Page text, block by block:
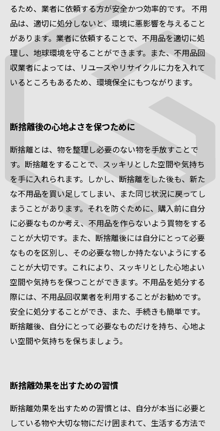
るため、業者に依頼する方が安全かつ効率的です。 不用
品は、適切に処分しないと、環境に悪影響を与えること
があります。業者に依頼することで、不用品を適切に処
理し、地球環境を守ることができます。また、不用品回
収業者によっては、リユースやリサイクルに力を入れて
いるところもあるため、環境保全にもつながります。
断捨離後の心地よさを保つために
断捨離とは、物を整理し必要のない物を手放すことで
す。断捨離をすることで、スッキリとした空間や気持ち
を手に入れられます。しかし、断捨離をした後も、新た
な不用品を買い足してしまい、また同じ状況に戻ってし
まうことがあります。それを防ぐために、購入前に自分
に必要なものか考え、不用品を作らないよう買物をする
ことが大切です。また、断捨離後には自分にとって必要
なものを区別し、その必要な物しか持たないようにする
ことが大切です。これにより、スッキリとした心地よい
空間や気持ちを保つことができます。不用品を処分する
際には、不用品回収業者を利用することがお勧めです。
安全に処分することができ、また、手続きも簡単です。
断捨離後、自分にとって必要なものだけを持ち、心地よ
い空間や気持ちを保ちましょう。
断捨離効果を出すための習慣
断捨離効果を出すための習慣とは、自分が本当に必要と
している物や大切な物にだけ囲まれて、生活する方法で